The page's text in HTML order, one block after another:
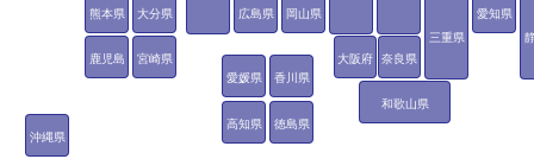
愛知県
三重県
大阪府 奈良県
和歌山県
岡山県
広島県
徳島県
香川県
愛媛県
高知県
熊本県 大分県
宮崎県
鹿児島
沖縄県